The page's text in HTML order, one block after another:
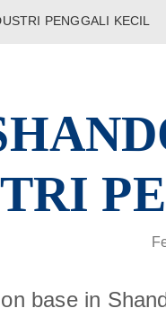
PENGGALI KECIL
base in